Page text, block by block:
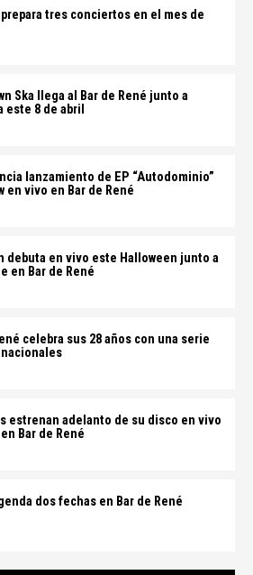
prepara tres conciertos en el mes de
Ska llega al Bar de René junto a
este 8 de abril
lanzamiento de EP “Autodominio”
en vivo en Bar de René
debuta en vivo este Halloween junto a
en Bar de René
celebra sus 28 años con una serie
estrenan adelanto de su disco en vivo
Bar de René
dos fechas en Bar de René